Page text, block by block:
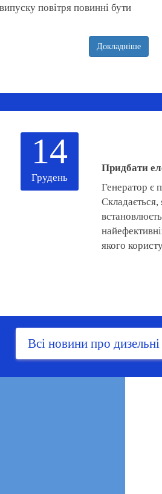
повітря повинні бути
Докладніше
Придбати
Генератор є
Складається,
якого
14
Грудень
Всі новини про